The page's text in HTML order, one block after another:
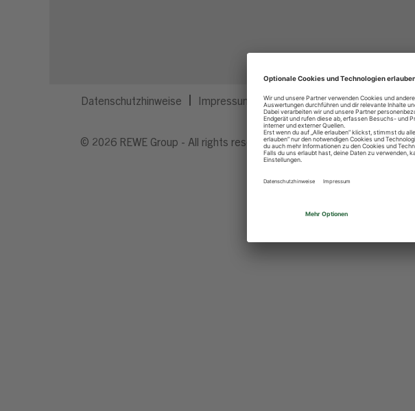
Datenschutzhinweise Impressum Privatsphäre-Einstellungen
© 2026 REWE Group - All rights reserved